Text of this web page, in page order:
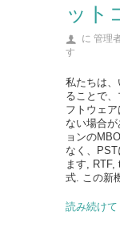
ット
に 管理
す
私たちは
ることで
フトウェ
ない場合
ョンの
なく、
ます,
式. この新
読み続けて